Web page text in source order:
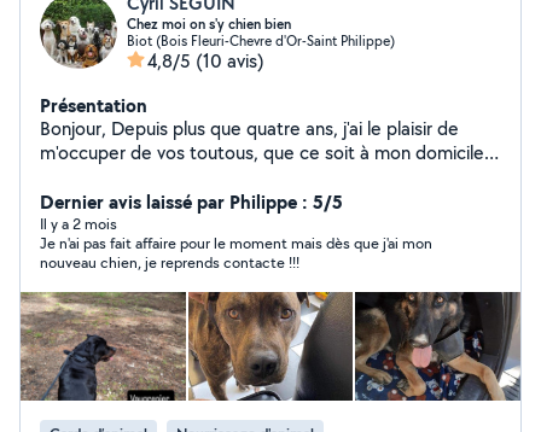
Chez moi on s'y chien bien
Biot (Bois Fleuri-Chevre d'Or-Saint Philippe)
4,8/5 (10 avis)
Présentation
Bonjour, Depuis plus que quatre ans, j'ai le plaisir de
m'occuper de vos toutous, que ce soit à mon domicile
argentin...), à leur domicile (doberman, berger allemand,
ridgeback, malinois...) ou simplement pour des
promenades (BA, staff, barzoï...). Je me suis surtout
occupé de gros toutous, je me sens plus à l'aise à leurs
côtés. Je suis diplômé ACACED. Je dispose d'un
appartement et d'une grande terrasse sécurisée.
Plusieurs randonnées possibles directement en bas de
chez moi, ombragées et au calme. Calme, de confiance
et sérieux, je me suis toujours adapté aux chiens dont je
me suis occupé, qu'ils soient pantouflards, sportifs ou
Dernier avis laissé par Philippe : 5/5
Il y a 2 mois
Je n'ai pas fait affaire pour le moment mais dès que j'ai mon
nouveau chien, je reprends contacte !!!